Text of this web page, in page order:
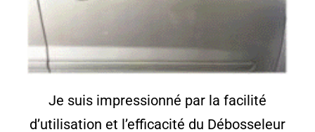
Je suis impressionné par la facilité
d’utilisation et l’efficacité du Débosseleur